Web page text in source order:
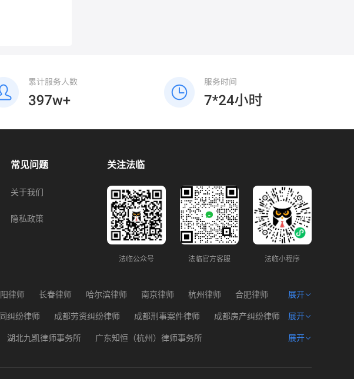
常见问题
关于我们
隐私政策
关注法临
法临公众号 法临官方客服 法临小程序
律师 长春律师 哈尔滨律师 南京律师 杭州律师
合肥律师
师 西安律师 兰州律师 西宁律师 海口律师
展开
纠纷律师 成都劳资纠纷律师 成都刑事案件律师
成都房产纠纷律师
纠纷律师 成都知识产权律师 成都遗产问题律师
展开
湖北九凯律师事务所
广东知恒（杭州）律师事务所
展开